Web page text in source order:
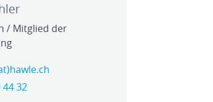
/ Mitglied der
44 32